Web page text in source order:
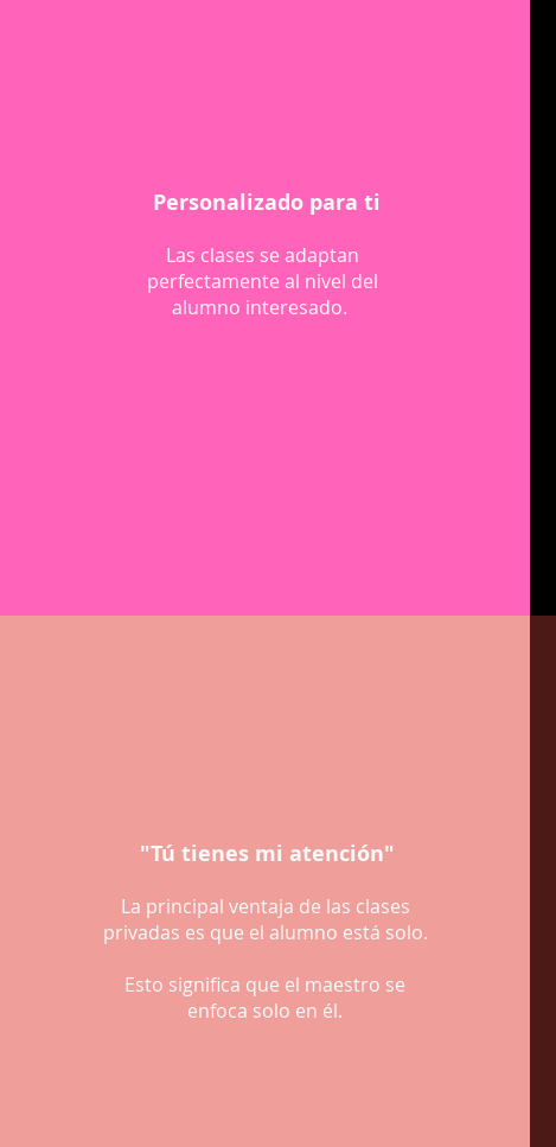
Personalizado para ti
Las clases se adaptan
perfectamente al nivel del
alumno interesado.
"Tú tienes mi atención"
La principal ventaja de las clases
privadas es que el alumno está solo.
Esto significa que el maestro se
enfoca solo en él.